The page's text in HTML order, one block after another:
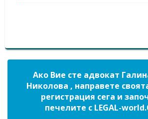
Ако Вие сте адвокат
Николова , направете
регистрация сега и
печелите с LEGAL-